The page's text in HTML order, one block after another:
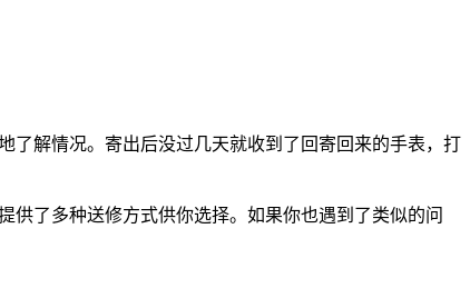
了解情况。寄出后没过几天就收到了回寄回来的手表，打
供了多种送修方式供你选择。如果你也遇到了类似的问